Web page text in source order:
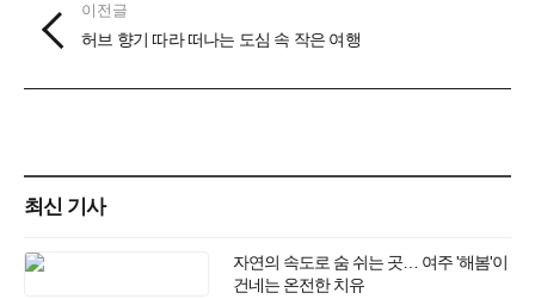
이전글
허브 향기 따라 떠나는 도심 속 작은 여행
최신 기사
자연의 속도로 숨 쉬는 곳… 여주 '해봄'이
건네는 온전한 치유